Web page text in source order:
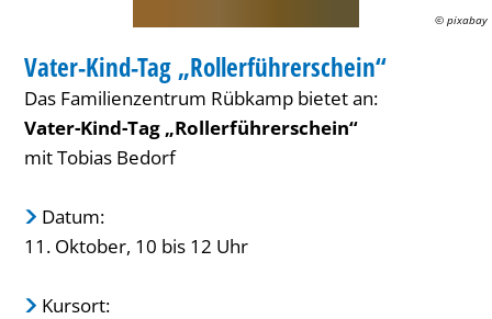
© pixabay
KATEGORIE: FAMILIENZENTRUM / KITA
Vater-Kind-Tag „Rollerführerschein“
Das Familienzentrum Rübkamp bietet an:
Vater-Kind-Tag „Rollerführerschein“
mit Tobias Bedorf
Datum:
11. Oktober, 10 bis 12 Uhr
Kursort: